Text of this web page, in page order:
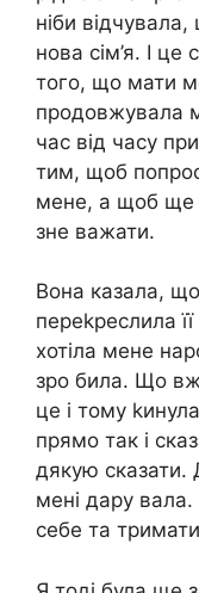
ніби
нова сім’я. І
того, що мати
продовжувала
час від часу
тим, щоб
мене, а щоб ще
зне важати.
Вона казала, що
переkреслила
хотіла мене
зро била. Що
це і тому
прямо так і
дякую сказати.
мені дару
себе та